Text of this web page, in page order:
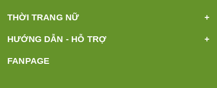
THỜI TRANG NỮ
HƯỚNG DẪN - HỖ TRỢ
FANPAGE